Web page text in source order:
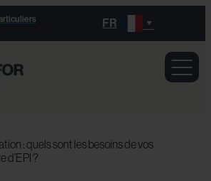
FR
: quels sont les besoins de vos
d’EPI ?